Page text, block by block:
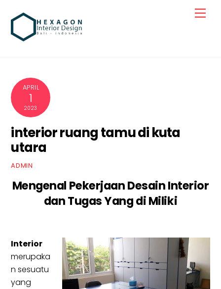
content
APRIL
1
2023
interior ruang tamu di kuta
utara
ADMIN
Mengenal Pekerjaan Desain Interior
dan Tugas Yang di Miliki
Interior
merupaka
n sesuatu
yang